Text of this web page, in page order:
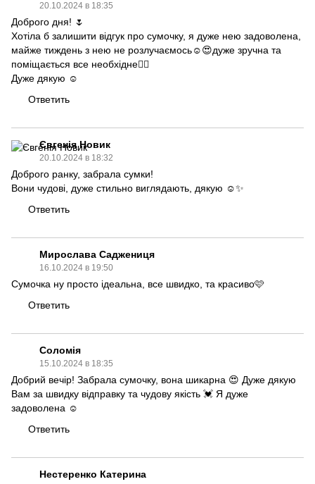
20.10.2024 в 18:35
Доброго дня! 🌷
Хотіла б залишити відгук про сумочку, я дуже нею задоволена,
майже тиждень з нею не розлучаємось☺️😍дуже зручна та
поміщається все необхідне👌🏻
Дуже дякую ☺️
Ответить
Євгенія Новик
20.10.2024 в 18:32
Доброго ранку, забрала сумки!
Вони чудові, дуже стильно виглядають, дякую ☺️✨
Ответить
Мирослава Саджениця
16.10.2024 в 19:50
Сумочка ну просто ідеальна, все швидко, та красиво🩷
Ответить
Соломія
15.10.2024 в 18:35
Добрий вечір! Забрала сумочку, вона шикарна 😍 Дуже дякую
Вам за швидку відправку та чудову якість 💓 Я дуже
задоволена ☺️
Ответить
Нестеренко Катерина